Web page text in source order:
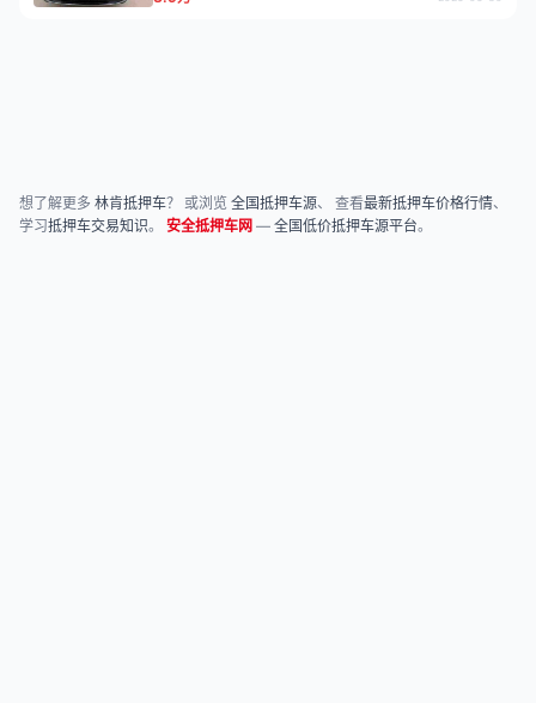
想了解更多 林肯抵押车？ 或浏览 全国抵押车源、 查看最新抵押车价格行情、
学习抵押车交易知识。 安全抵押车网 — 全国低价抵押车源平台。